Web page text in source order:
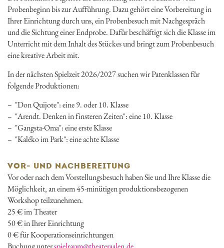
Probenbeginn bis zur Aufführung. Dazu gehört eine Vorbereitung in
Ihrer Einrichtung durch uns, ein Probenbesuch mit Nachgespräch
und die Sichtung einer Endprobe. Dafür beschäftigt sich die Klasse im
Unterricht mit dem Inhalt des Stückes und bringt zum Probenbesuch
eine kreative Arbeit mit.
In der nächsten Spielzeit 2026/2027 suchen wir Patenklassen für
folgende Produktionen:
"Don Quijote": eine 9. oder 10. Klasse
"Arendt. Denken in finsteren Zeiten": eine 10. Klasse
"Gangsta-Oma": eine erste Klasse
"Kaléko im Park": eine achte Klasse
VOR- UND NACHBEREITUNG
Vor oder nach dem Vorstellungsbesuch haben Sie und Ihre Klasse die
Möglichkeit, an einem 45-minütigen produktionsbezogenen
Workshop teilzunehmen.
25 € im Theater
50 € in Ihrer Einrichtung
0 € für Kooperationseinrichtungen